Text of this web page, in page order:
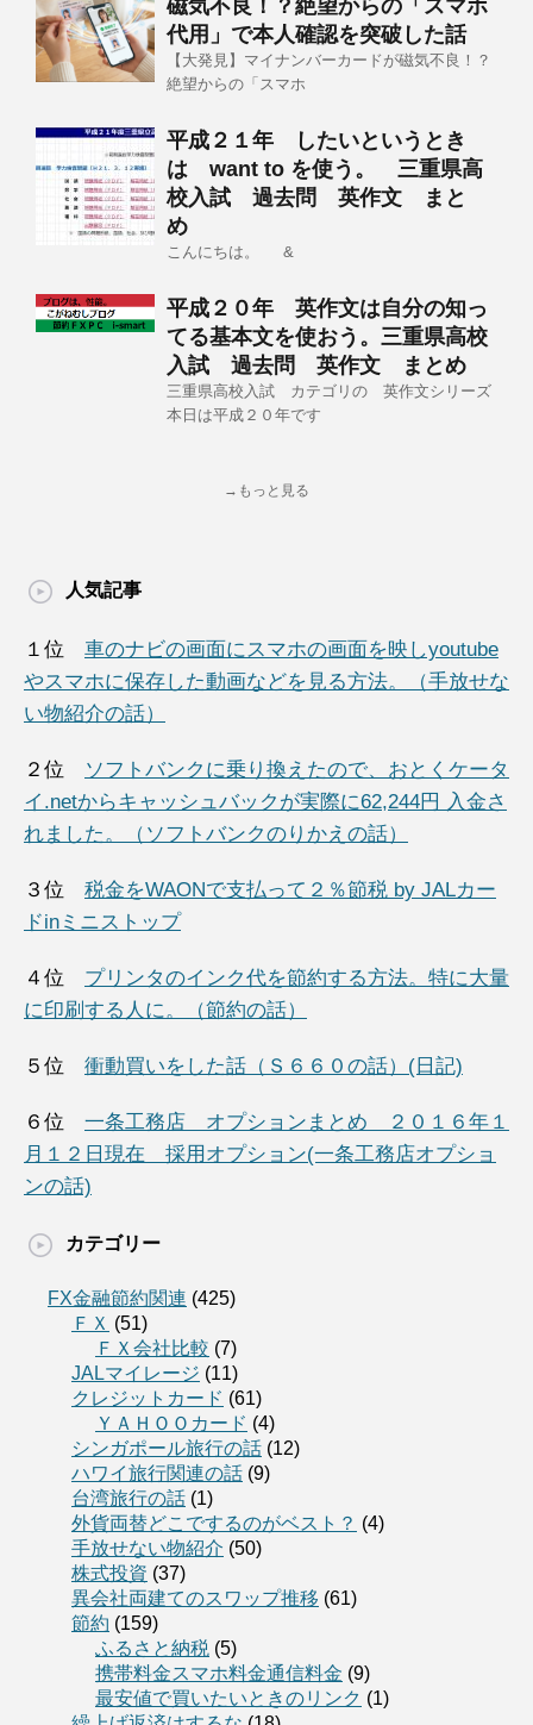
磁気不良！？絶望からの「スマホ
代用」で本人確認を突破した話
【大発見】マイナンバーカードが磁気不良！？
絶望からの「スマホ
平成２１年 したいというとき
は want to を使う。 三重県高
校入試 過去問 英作文 まと
め
こんにちは。 &
平成２０年 英作文は自分の知っ
てる基本文を使おう。三重県高校
入試 過去問 英作文 まとめ
三重県高校入試 カテゴリの 英作文シリーズ
本日は平成２０年です
→もっと見る
人気記事
１位 車のナビの画面にスマホの画面を映しyoutube
やスマホに保存した動画などを見る方法。（手放せな
い物紹介の話）
２位
ソフトバンクに乗り換えたので、おとくケータ
イ.netからキャッシュバックが実際に62,244円 入金さ
れました。（ソフトバンクのりかえの話）
３位 税金をWAONで支払って２％節税 by JALカー
ドinミニストップ
４位 プリンタのインク代を節約する方法。特に大量
に印刷する人に。（節約の話）
５位 衝動買いをした話（Ｓ６６０の話）(日記)
６位 一条工務店 オプションまとめ ２０１６年１
月１２日現在 採用オプション(一条工務店オプショ
ンの話)
カテゴリー
FX金融節約関連 (425)
ＦＸ (51)
ＦＸ会社比較 (7)
JALマイレージ (11)
クレジットカード (61)
ＹＡＨＯＯカード (4)
シンガポール旅行の話 (12)
ハワイ旅行関連の話 (9)
台湾旅行の話 (1)
外貨両替どこでするのがベスト？ (4)
手放せない物紹介 (50)
株式投資 (37)
異会社両建てのスワップ推移 (61)
節約 (159)
ふるさと納税 (5)
携帯料金スマホ料金通信料金 (9)
最安値で買いたいときのリンク (1)